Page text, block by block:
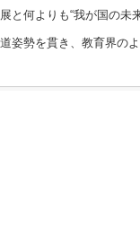
と何よりも“我が国の未
姿勢を貫き、教育界の